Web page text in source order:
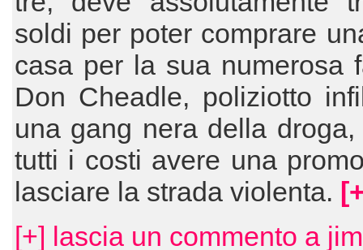
soldi per poter comprare
casa per la sua numerosa
Don Cheadle, poliziotto
una gang nera della
tutti i costi avere una
lasciare la strada violenta.
[+] lascia un commento a